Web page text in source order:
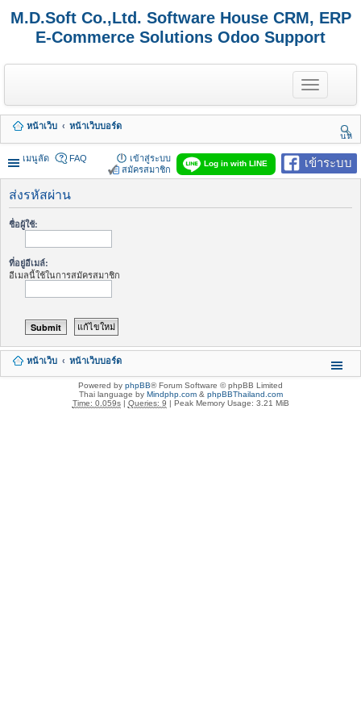
M.D.Soft Co.,Ltd. Software House CRM, ERP
E-Commerce Solutions Odoo Support
T
o
g
e
n
a
v
g
หน้าเว็บ
หน้าเว็บบอร์ด
นห
า
เมนูลัด
เข้าระบบ
Log in with LINE
FAQ
เข้าสู่ระบบ
สมัครสมาชิก
ส่งรหัสผ่าน
ชื่อผู้ใช้:
ที่อยู่อีเมล์:
อีเมลนี้ใช้ในการสมัครสมาชิก
หน้าเว็บ หน้าเว็บบอร์ด
Powered by phpBB® Forum Software © phpBB Limited
Thai language by Mindphp.com& phpBBThailand.com
Time: 0.059s| Queries: 9 | Peak Memory Usage: 3.21 MiB